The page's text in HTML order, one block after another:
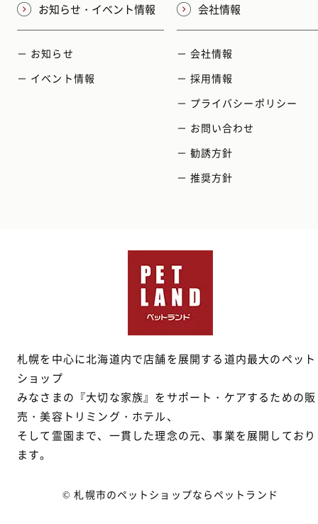
お知らせ・イベント情報
－ お知らせ
－ イベント情報
会社情報
－ 会社情報
－ 採用情報
－ プライバシーポリシー
－ お問い合わせ
－ 勧誘方針
－ 推奨方針
札幌を中心に北海道内で店舗を展開する道内最大のペット
ショップ
みなさまの『大切な家族』をサポート・ケアするための販
売・美容トリミング・ホテル、
そして霊園まで、一貫した理念の元、事業を展開しており
ます。
© 札幌市のペットショップならペットランド